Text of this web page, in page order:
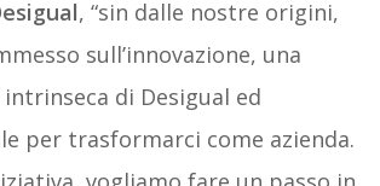
, “sin dalle nostre origini,
sull’innovazione, una
di Desigual ed
per trasformarci come azienda.